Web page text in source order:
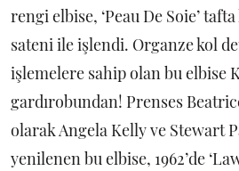
rengi elbise, ‘Peau De Soie’
sateni ile işlendi. Organze kol
işlemelere sahip olan bu elbise
gardırobundan! Prenses
olarak Angela Kelly ve Stewart
yenilenen bu elbise, 1962’de